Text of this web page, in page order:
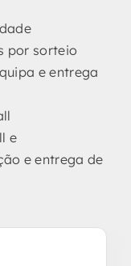
por sorteio
e entrega
e
e entrega de